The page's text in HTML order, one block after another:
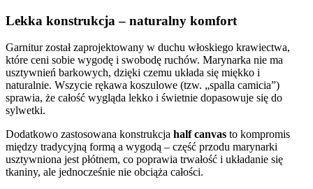
Lekka konstrukcja – naturalny komfort
Garnitur został zaprojektowany w duchu włoskiego krawiectwa,
które ceni sobie wygodę i swobodę ruchów. Marynarka nie ma
usztywnień barkowych, dzięki czemu układa się miękko i
naturalnie. Wszycie rękawa koszulowe (tzw. „spalla camicia”)
sprawia, że całość wygląda lekko i świetnie dopasowuje się do
sylwetki.
Dodatkowo zastosowana konstrukcja half canvas to kompromis
między tradycyjną formą a wygodą – część przodu marynarki
usztywniona jest płótnem, co poprawia trwałość i układanie się
tkaniny, ale jednocześnie nie obciąża całości.